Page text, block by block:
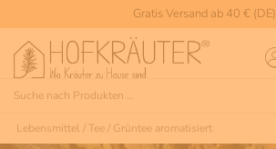
Gratis Versand ab 40 € (DE)
Lebensmittel / Tee/ Grüntee aromatisiert